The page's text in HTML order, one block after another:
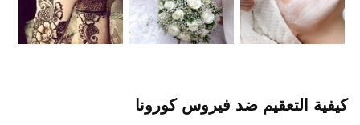
كيفية التعقيم ضد فيروس كورونا